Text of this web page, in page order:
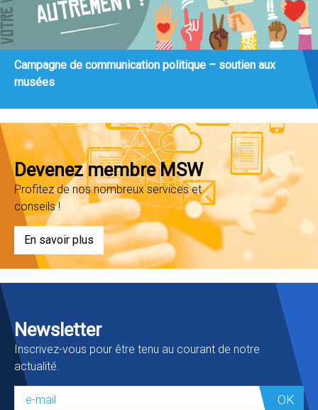
Campagne de communication politique – soutien aux
musées
Devenez membre MSW
Profitez de nos nombreux services et
conseils !
En savoir plus
Newsletter
Inscrivez-vous pour être tenu au courant de notre
actualité.
OK